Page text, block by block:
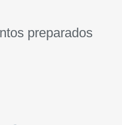
preparados